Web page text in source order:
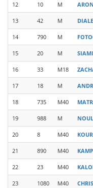
12 10 M
13 42 M
14 790 M
15 20 M
16 33 M18
17 18 M
18 735 M40
19 988 M
20 8 M40
21 890 M40
22 23 M40
23 1080 M40